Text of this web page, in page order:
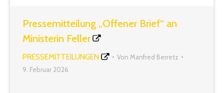
Pressemitteilung „Offener Brief“ an
Ministerin Feller
PRESSEMITTEILUNGEN Von Manfred Berretz
9. Februar 2026